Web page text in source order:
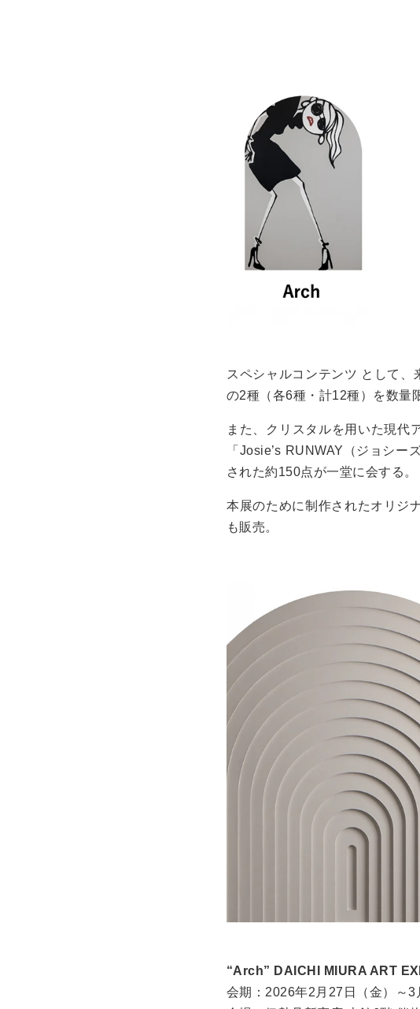
スペシャルコンテンツ として
の2種（各6種・計12種）を数量
また、クリスタルを用いた現代
「Josie’s RUNWAY（ジョシ
された約150点が一堂に会する。
本展のために制作されたオリジ
も販売。
“Arch” DAICHI MIURA ART
会期：2026年2月27日（金）～3